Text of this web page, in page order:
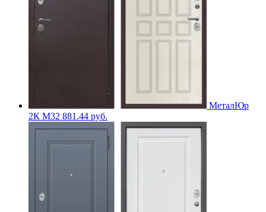
МеталЮр
2К M32 881.44 руб.